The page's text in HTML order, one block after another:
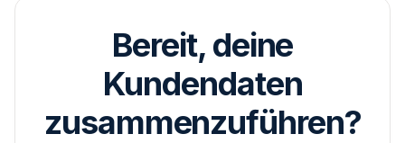
Bereit, deine
Kundendaten
zusammenzuführen?